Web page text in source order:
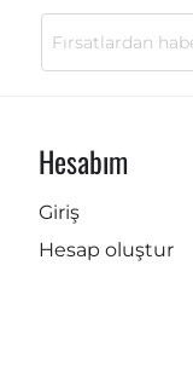
Hesabım
Giriş
Hesap oluştur